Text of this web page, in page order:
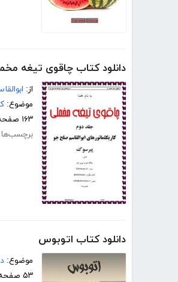
دانلود کتاب چاقوی تیغه
از:
موضوع:
۱۶۳ صفحه
دانلود کتاب اتوبوس
موضوع:
۵۳ صفحه